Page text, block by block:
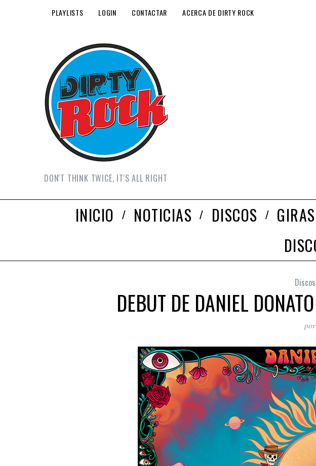
PLAYLISTS LOGIN CONTACTAR ACERCA DE DIRTY ROCK
DON'T THINK TWICE, IT'S ALL RIGHT
INICIO NOTICIAS DISCOS GIRAS
Discos
DEBUT DE DANIEL
por